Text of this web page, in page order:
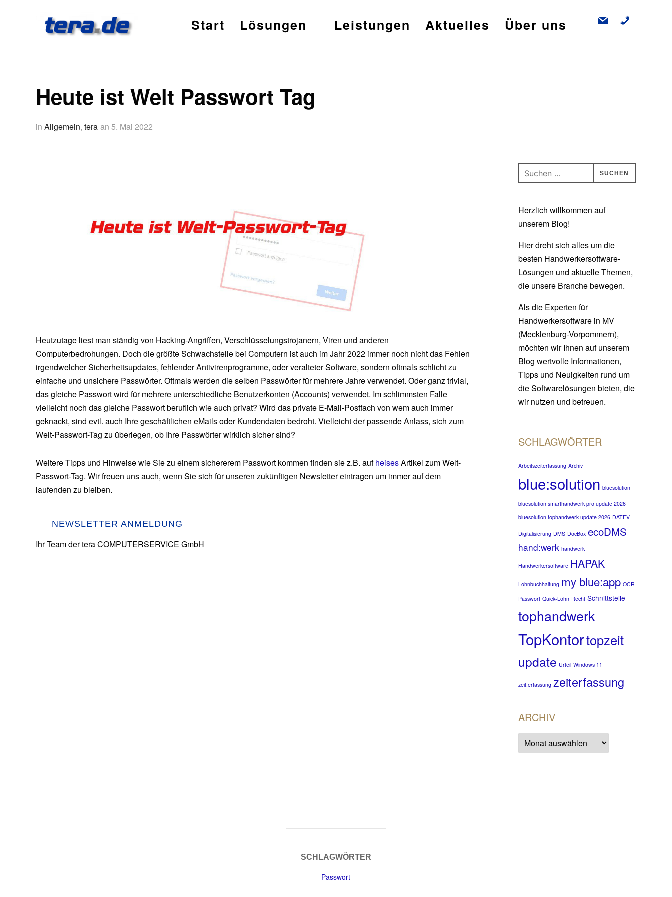
mail phone
Start Lösungen Leistungen Aktuelles Über uns
Heute ist Welt Passwort Tag
in Allgemein, tera an 5. Mai 2022
Heutzutage liest man ständig von Hacking-Angriffen, Verschlüsselungstrojanern, Viren und anderen
Computerbedrohungen. Doch die größte Schwachstelle bei Computern ist auch im Jahr 2022 immer noch nicht das Fehlen
irgendwelcher Sicherheitsupdates, fehlender Antivirenprogramme, oder veralteter Software, sondern oftmals schlicht zu
einfache und unsichere Passwörter. Oftmals werden die selben Passwörter für mehrere Jahre verwendet. Oder ganz trivial,
das gleiche Passwort wird für mehrere unterschiedliche Benutzerkonten (Accounts) verwendet. Im schlimmsten Falle
vielleicht noch das gleiche Passwort beruflich wie auch privat? Wird das private E-Mail-Postfach von wem auch immer
geknackt, sind evtl. auch Ihre geschäftlichen eMails oder Kundendaten bedroht. Vielleicht der passende Anlass, sich zum
Welt-Passwort-Tag zu überlegen, ob Ihre Passwörter wirklich sicher sind?
Weitere Tipps und Hinweise wie Sie zu einem sichererem Passwort kommen finden sie z.B. aufheisesArtikel zum Welt-
Passwort-Tag. Wir freuen uns auch, wenn Sie sich für unseren zukünftigen Newsletter eintragen um immer auf dem
laufenden zu bleiben.
NEWSLETTER ANMELDUNG
Ihr Team der tera COMPUTERSERVICE GmbH
Suchen
nach:
Herzlich willkommen auf
unserem Blog!
Hier dreht sich alles um die
besten Handwerkersoftware-
Lösungen und aktuelle Themen,
die unsere Branche bewegen.
Als die Experten für
Handwerkersoftware in MV
(Mecklenburg-Vorpommern),
möchten wir Ihnen auf unserem
Blog wertvolle Informationen,
Tipps und Neuigkeiten rund um
die Softwarelösungen bieten, die
wir nutzen und betreuen.
SCHLAGWÖRTER
Arbeitszeiterfassung Archiv
blue:solution bluesolution
bluesolution smarthandwerk pro update 2026
bluesolution tophandwerk update 2026 DATEV
Digitalisierung DMS DocBox ecoDMS
hand:werk handwerk
Handwerkersoftware HAPAK
Lohnbuchhaltung my blue:app OCR
Passwort Quick-Lohn Recht Schnittstelle
tophandwerk
TopKontortopzeit
update Urteil Windows 11
zeit:erfassung zeiterfassung
ARCHIV
Archiv
SCHLAGWÖRTER
Passwort